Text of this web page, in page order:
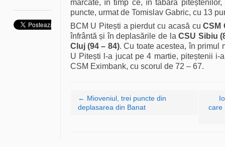
marcate, în timp ce, în tabăra
puncte, urmat de Tomislav Gabric, cu 13
BCM U Pitești a pierdut cu acasă cuCSM
înfrântă și în deplasările de laCSU Sibiu
Cluj (94 – 84). Cu toate acestea, în primul
U Pitești l-a jucat pe 4 martie, piteștenii
CSM Eximbank, cu scorul de 72 – 67.
Navigare articole
← Mioveniul, trei puncte din
deplasarea din Banat
care